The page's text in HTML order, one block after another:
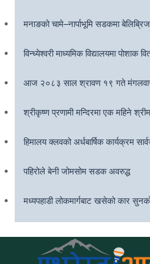
मनाङको चामे–नार्पाभूमि सडकमा बेलिब्रिज
विन्ध्येश्वरी माध्यमिक विद्यालयमा पोशाक
आज २०८३ साल श्रावण १९ गते
श्रीकृष्ण प्रणामी मन्दिरमा एक महिने
हिमालय क्लवको अर्धबार्षिक कार्यक्रम
पहिरोले बेनी जोमसोम सडक अवरुद्ध
मध्यपहाडी लोकमार्गबाट खसेको कार